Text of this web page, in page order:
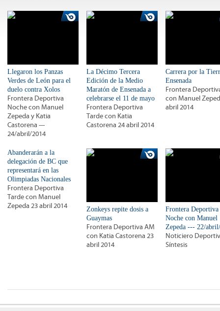
Llegaron los Panzas
Verdes de León para el
duelo contra Xolos
Frontera Deportiva
Noche con Manuel
Zepeda y Katia
Castorena ---
24/abril/2014
La Décimo Tercera
Edición de la Medio
Maratón de Ensenada a
celebrarse el 11 de mayo
Frontera Deportiva
Tarde con Katia
Castorena 24 abril 2014
Carrera por la
Ensenada
Frontera
con Manuel
abril 2014
Abanderarán a la
delegación de BC que
representará en las
Olimpiadas Nacionales
Frontera Deportiva
Tarde con Manuel
Zepeda 23 abril 2014
Zonkeys repite dosis a
Guaymas
Frontera Deportiva AM
con Katia Castorena 23
abril 2014
Frontera Deportiva
Noche con Manuel
Zepeda --- 22/
Noticiero
Síntesis